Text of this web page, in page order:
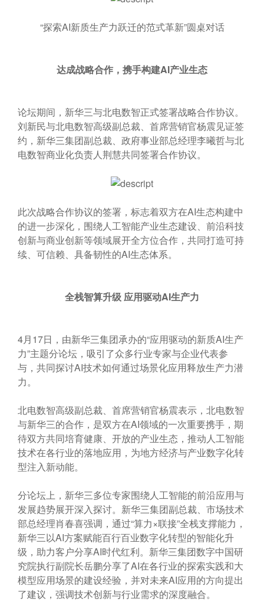
“探索AI新质生产力跃迁的范式革新”圆桌对话
达成战略合作，携手构建AI产业生态
论坛期间，新华三与北电数智正式签署战略合作协议。
刘新民与北电数智高级副总裁、首席营销官杨震见证签
约，新华三集团副总裁、政府事业部总经理李曦哲与北
电数智商业化负责人荆慧共同签署合作协议。
此次战略合作协议的签署，标志着双方在AI生态构建中
的进一步深化，围绕人工智能产业生态建设、前沿科技
创新与商业创新等领域展开全方位合作，共同打造可持
续、可信赖、具备韧性的AI生态体系。
全栈智算升级应用驱动AI生产力
4月17日，由新华三集团承办的“应用驱动的新质AI生产
力”主题分论坛，吸引了众多行业专家与企业代表参
与，共同探讨AI技术如何通过场景化应用释放生产力潜
力。
北电数智高级副总裁、首席营销官杨震表示，北电数智
与新华三的合作，是双方在AI领域的一次重要携手，期
待双方共同培育健康、开放的产业生态，推动人工智能
技术在各行业的落地应用，为地方经济与产业数字化转
型注入新动能。
分论坛上，新华三多位专家围绕人工智能的前沿应用与
发展趋势展开深入探讨。新华三集团副总裁、市场技术
部总经理肖春喜强调，通过“算力×联接”全栈支撑能力，
新华三以AI方案赋能百行百业数字化转型的智能化升
级，助力客户分享AI时代红利。新华三集团数字中国研
究院执行副院长岳鹏分享了AI在各行业的探索实践和大
模型应用场景的建设经验，并对未来AI应用的方向提出
了建议，强调技术创新与行业需求的深度融合。